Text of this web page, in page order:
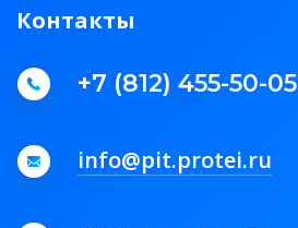
Контакты
+7 (812) 455-50-05
info@pit.protei.ru